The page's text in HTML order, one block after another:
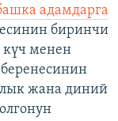
адамдарга
биринчи
күч менен
жана диний